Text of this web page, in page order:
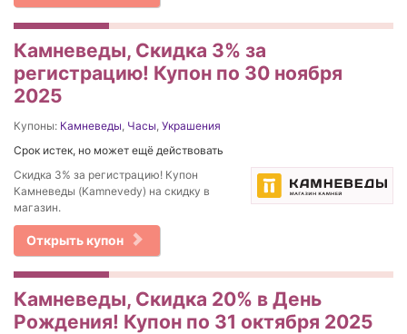
Камневеды, Скидка 3% за
регистрацию! Купон по 30 ноября
2025
Купоны: Камневеды, Часы, Украшения
Срок истек, но может ещё действовать
Скидка 3% за регистрацию! Купон
Камневеды (Kamnevedy) на скидку в
магазин.
Открыть купон
Камневеды, Скидка 20% в День
Рождения! Купон по 31 октября 2025